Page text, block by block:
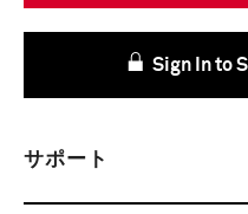
Sign In to
サポート